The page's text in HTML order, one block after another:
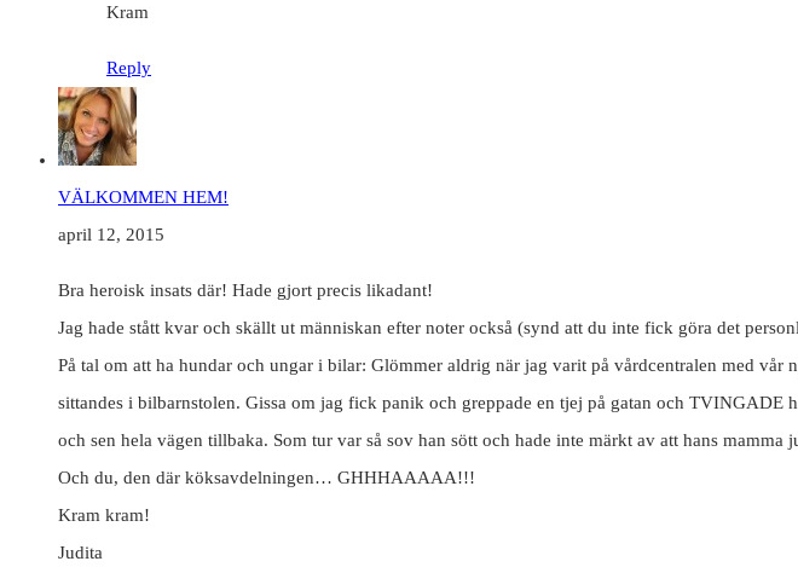
Kram
Reply
VÄLKOMMEN HEM!
april 12, 2015
Bra heroisk insats där! Hade gjort precis likadant!
Jag hade stått kvar och skällt ut människan efter noter också (synd att du inte fick göra det
På tal om att ha hundar och ungar i bilar: Glömmer aldrig när jag varit på vårdcentralen med
sittandes i bilbarnstolen. Gissa om jag fick panik och greppade en tjej på gatan och TVINGADE
och sen hela vägen tillbaka. Som tur var så sov han sött och hade inte märkt av att hans
Och du, den där köksavdelningen… GHHHAAAAA!!!
Kram kram!
Judita